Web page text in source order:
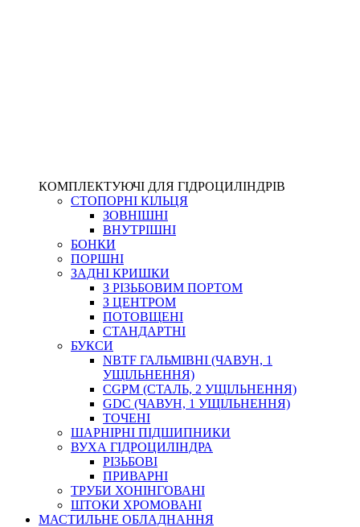
КОМПЛЕКТУЮЧІ ДЛЯ ГІДРОЦИЛІНДРІВ
СТОПОРНІ КІЛЬЦЯ
ЗОВНІШНІ
ВНУТРІШНІ
БОНКИ
ПОРШНІ
ЗАДНІ КРИШКИ
З РІЗЬБОВИМ ПОРТОМ
З ЦЕНТРОМ
ПОТОВЩЕНІ
СТАНДАРТНІ
БУКСИ
NBTF ГАЛЬМІВНІ (ЧАВУН, 1
УЩІЛЬНЕННЯ)
CGPM (СТАЛЬ, 2 УЩІЛЬНЕННЯ)
GDC (ЧАВУН, 1 УЩІЛЬНЕННЯ)
ТОЧЕНІ
ШАРНІРНІ ПІДШИПНИКИ
ВУХА ГІДРОЦИЛІНДРА
РІЗЬБОВІ
ПРИВАРНІ
ТРУБИ ХОНІНГОВАНІ
ШТОКИ ХРОМОВАНІ
МАСТИЛЬНЕ ОБЛАДНАННЯ